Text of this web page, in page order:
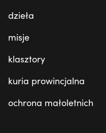
dzieła
misje
klasztory
kuria prowincjalna
ochrona małoletnich